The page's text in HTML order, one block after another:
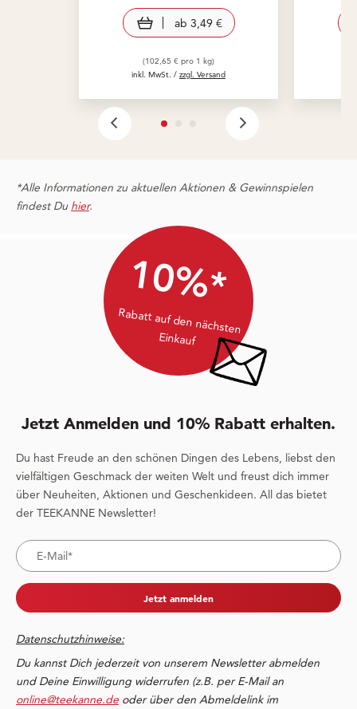
view product
ab 3,49 €
(102,65 € pro 1 kg)
inkl. MwSt. / zzgl. Versand
*Alle Informationen zu aktuellen Aktionen & Gewinnspielen
findest Du hier.
10%*
Rabatt auf den nächsten
Einkauf
Jetzt Anmelden und 10% Rabatt erhalten.
Du hast Freude an den schönen Dingen des Lebens, liebst den
vielfältigen Geschmack der weiten Welt und freust dich immer
über Neuheiten, Aktionen und Geschenkideen. All das bietet
der TEEKANNE Newsletter!
Jetzt anmelden
Datenschutzhinweise:
Du kannst Dich jederzeit von unserem Newsletter abmelden
und Deine Einwilligung widerrufen (z.B. per E-Mail an
online@teekanne.de oder über den Abmeldelink im